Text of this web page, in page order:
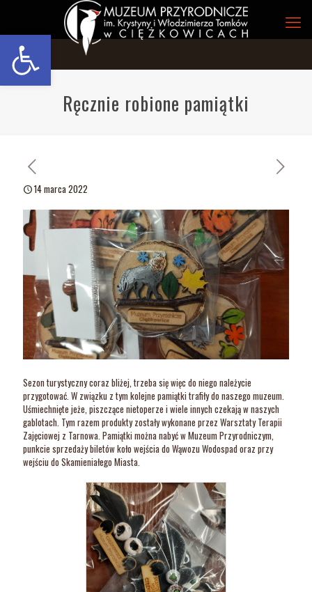
Open toolbar
Ręcznie robione pamiątki
14 marca 2022
Sezon turystyczny coraz bliżej, trzeba się więc do niego należycie
przygotować. W związku z tym kolejne pamiątki trafiły do naszego muzeum.
Uśmiechnięte jeże, piszczące nietoperze i wiele innych czekają w naszych
gablotach. Tym razem produkty zostały wykonane przez Warsztaty Terapii
Zajęciowej z Tarnowa. Pamiątki można nabyć w Muzeum Przyrodniczym,
punkcie sprzedaży biletów koło wejścia do Wąwozu Wodospad oraz przy
wejściu do Skamieniałego Miasta.